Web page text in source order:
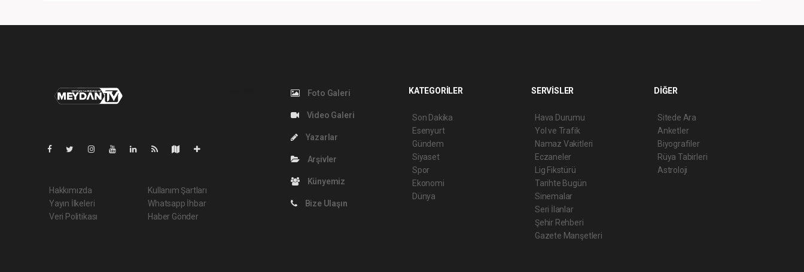
Hakkımızda
Yayın İlkeleri
Veri Politikası
Kullanım Şartları
Whatsapp İhbar
Haber Gönder
Foto Galeri
Video Galeri
Yazarlar
Arşivler
Künyemiz
Bize Ulaşın
KATEGORİLER
Son Dakika
Esenyurt
Gündem
Siyaset
Spor
Ekonomi
Dünya
SERVİSLER
Hava Durumu
Yol ve Trafik
Namaz Vakitleri
Eczaneler
Lig Fikstürü
Tarihte Bugün
Sinemalar
Seri İlanlar
Şehir Rehberi
Gazete Manşetleri
DİĞER
Sitede Ara
Anketler
Biyografiler
Rüya Tabirleri
Astroloji